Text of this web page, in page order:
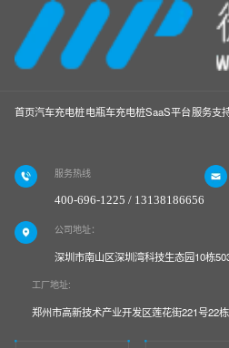
首页汽车充电桩电瓶车充电桩SaaS平台服务支
服务热线
400-696-1225 / 13138186656
公司地址：
深圳市南山区深圳湾科技生态园10栋
工厂地址:
郑州市高新技术产业开发区莲花街221号22栋